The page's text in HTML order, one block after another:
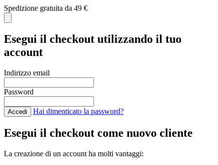
Spedizione gratuita da 49 €
Esegui il checkout utilizzando il tuo
account
Indirizzo email
Password
Accedi Hai dimenticato la password?
Esegui il checkout come nuovo cliente
La creazione di un account ha molti vantaggi: